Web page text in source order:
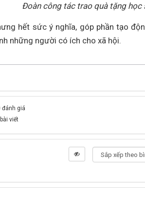
Đoàn công tác trao quà tặng học
hết sức ý nghĩa, góp phần tạo
những người có ích cho xã hội.
đánh giá
viết